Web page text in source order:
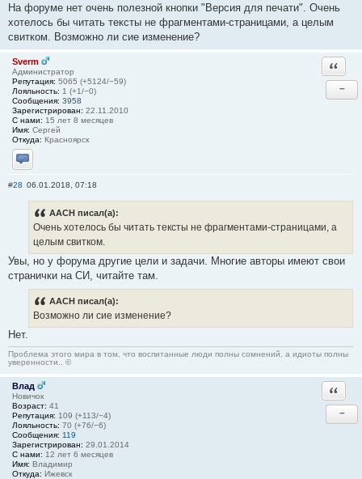
На форуме нет очень полезной кнопки "Версия для печати". Очень
хотелось бы читать тексты не фрагментами-страницами, а целым
свитком. Возможно ли сие изменение?
Sverm
Администратор
Репутация: 5065 (+5124/−59)
Лояльность: 1 (+1/−0)
Сообщения: 3958
Зарегистрирован: 22.11.2010
С нами: 15 лет 8 месяцев
Имя: Сергей
Откуда: Красноярск
Отправить личное сообщение
−
#28 06.01.2018, 07:18
AACH писал(а):
Очень хотелось бы читать тексты не фрагментами-страницами, а
целым свитком.
Увы, но у форума другие цели и задачи. Многие авторы имеют свои
странички на СИ, читайте там.
AACH писал(а):
Возможно ли сие изменение?
Нет.
Проблема этого мира в том, что воспитанные люди полны сомнений, а идиоты полны
уверенности.. ©
Влад
Новичок
Возраст: 41
Репутация: 109 (+113/−4)
Лояльность: 70 (+76/−6)
Сообщения: 119
Зарегистрирован: 29.01.2014
С нами: 12 лет 6 месяцев
Имя: Владимир
Откуда: Ижевск
−